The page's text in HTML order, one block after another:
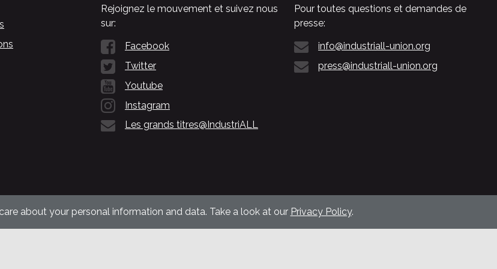
Rejoignez le mouvement et suivez nous
sur:
Facebook
Twitter
Youtube
Instagram
Les grands titres@IndustriALL
Pour toutes questions et demandes de
presse:
info@industriall-union.org
press@industriall-union.org
about your personal information and data. Take a look at our Privacy Policy.